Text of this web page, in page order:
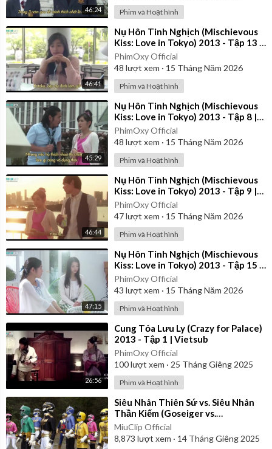
46:24 Phim và Hoạt hình
46:41
⁣Nụ Hôn Tinh Nghịch (Mischievous
Kiss: Love in Tokyo) 2013 - Tập 13 |
Vietsub
PhimOxy Official
48 lượt xem · 15 Tháng Năm 2026
Phim và Hoạt hình
45:29
⁣Nụ Hôn Tinh Nghịch (Mischievous
Kiss: Love in Tokyo) 2013 - Tập 8 |
Vietsub
PhimOxy Official
48 lượt xem · 15 Tháng Năm 2026
Phim và Hoạt hình
46:44
⁣Nụ Hôn Tinh Nghịch (Mischievous
Kiss: Love in Tokyo) 2013 - Tập 9 |
Vietsub
PhimOxy Official
47lượt xem · 15 Tháng Năm 2026
Phim và Hoạt hình
47:15
⁣Nụ Hôn Tinh Nghịch (Mischievous
Kiss: Love in Tokyo) 2013 - Tập 15 |
Vietsub
PhimOxy Official
43 lượt xem · 15 Tháng Năm 2026
Phim và Hoạt hình
26:56
⁣Cung Tỏa Lưu Ly (Crazy for Palace)
2013 - Tập 1 | Vietsub
PhimOxy Official
100lượt xem · 25 Tháng Giêng 2025
Phim và Hoạt hình
⁣Siêu Nhân Thiên Sứ vs. Siêu Nhân
Thần Kiếm (Goseiger vs.
Shinkenger) | Vietsub
MiuClip Official
8,873 lượt xem · 14 Tháng Giêng 2025